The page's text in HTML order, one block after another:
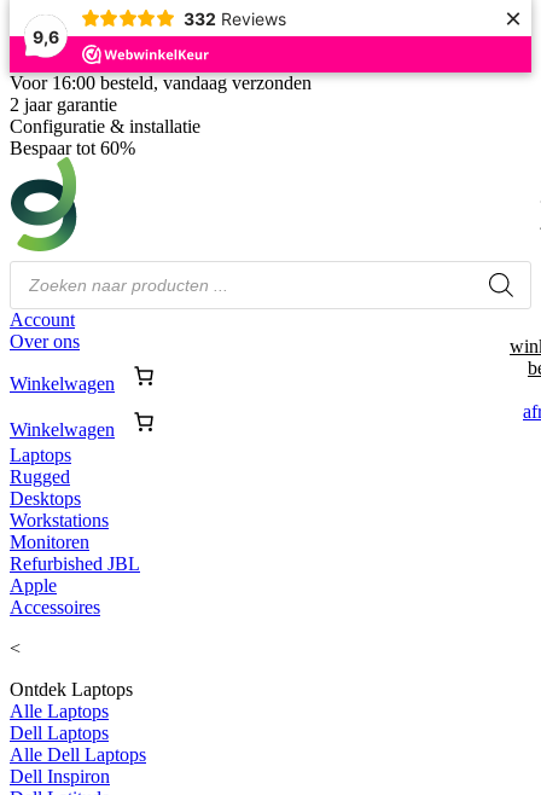
9,6
332 Reviews ×
Voor 16:00 besteld, vandaag verzonden
2 jaar garantie
Configuratie & installatie
Bespaar tot 60%
Producten
zoeken
Account
Over ons
Winkelwagen
Winkelwagen
Laptops
Rugged
Desktops
Workstations
Monitoren
Refurbished JBL
Apple
Accessoires
<
Ontdek Laptops
Alle Laptops
Dell Laptops
Alle Dell Laptops
Dell Inspiron